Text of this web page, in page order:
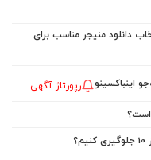
دانلود منیجر مناسب برای
اینباکسینو رپورتاژ آگهی